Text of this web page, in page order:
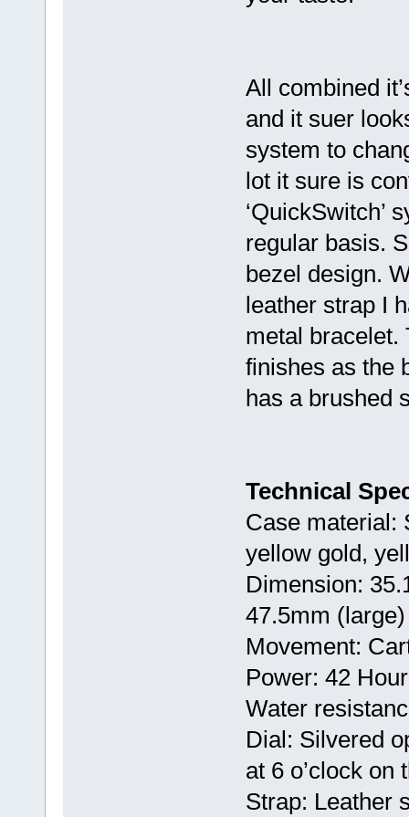
All combined
and it suer
system to
lot it sure is
‘QuickSwitch’
regular basis.
bezel design.
leather strap I
metal bracelet.
finishes as the
has a brushed
Technical
Case material:
yellow gold,
Dimension:
47.5mm (large)
Movement:
Power: 42
Water
Dial: Silvered
at 6 o’clock on
Strap: Leather